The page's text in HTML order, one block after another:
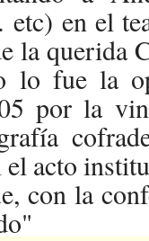
en el
la querida
lo fue la
por la
acto
con la